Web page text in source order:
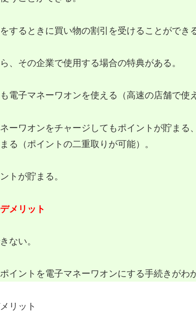
するときに買い物の割引を受けることができる
、その企業で使用する場合の特典がある。
電子マネーワオンを使える（高速の店舗で使
ーワオンをチャージしてもポイントが貯まる
る（ポイントの二重取りが可能）。
トが貯まる。
メリット
ない。
イントを電子マネーワオンにする手続きがわ
リット